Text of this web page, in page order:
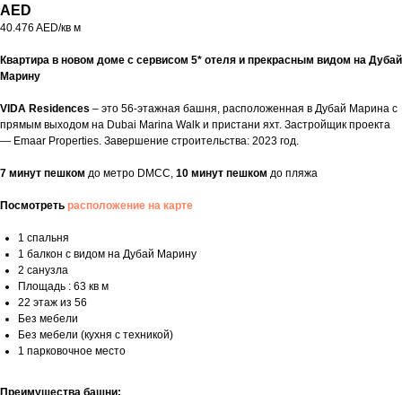
AED
40.476 AED/кв м
Квартира в новом доме с сервисом 5* отеля и прекрасным видом на Дубай
Марину
VIDA Residences – это 56-этажная башня, расположенная в Дубай Марина с
прямым выходом на Dubai Marina Walk и пристани яхт. Застройщик проекта
— Emaar Properties. Завершение строительства: 2023 год.
7 минут пешком до метро DMCC, 10 минут пешком до пляжа
Посмотреть расположение на карте
1 спальня
1 балкон с видом на Дубай Марину
2 санузла
Площадь : 63 кв м
22 этаж из 56
Без мебели
Без мебели (кухня с техникой)
1 парковочное место
Преимущества башни: